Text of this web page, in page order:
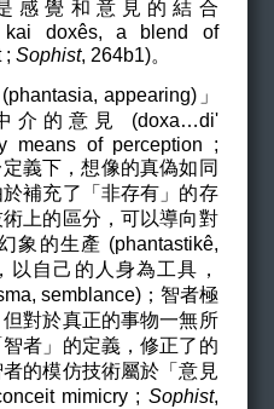
感覺和意見的結合
doxês, a blend of
;Sophist, 264b1)。
appearing)」
介的意見 (doxa…di'
means of perception
;
義下，想像的真偽如同
補充了「非存有」的存
上的區分，可以導向對
象的生產 (phantastikê,
以自己的人身為工具，
semblance)；智者極
對於真正的事物一無所
者」的定義，修正了的
者的模仿技術屬於「意見
mimicry ; Sophist,